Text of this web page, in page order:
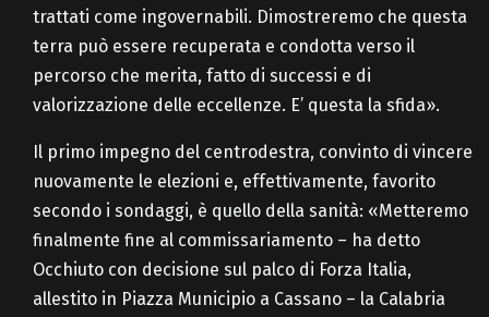
trattati come ingovernabili. Dimostreremo che questa
terra può essere recuperata e condotta verso il
percorso che merita, fatto di successi e di
valorizzazione delle eccellenze. E’ questa la sfida».
Il primo impegno del centrodestra, convinto di vincere
nuovamente le elezioni e, effettivamente, favorito
secondo i sondaggi, è quello della sanità: «Metteremo
finalmente fine al commissariamento – ha detto
Occhiuto con decisione sul palco di Forza Italia,
allestito in Piazza Municipio a Cassano – la Calabria